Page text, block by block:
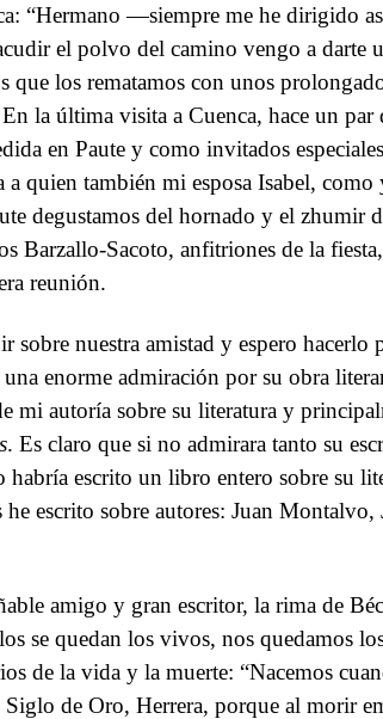
“Hermano —siempre me he dirigido
el polvo del camino vengo a darte
que los rematamos con unos
la última visita a Cuenca, hace un par
en Paute y como invitados
a quien también mi esposa Isabel, como
degustamos del hornado y el zhumir
Barzallo-Sacoto, anfitriones de la
reunión.
sobre nuestra amistad y espero hacerlo
enorme admiración por su obra
mi autoría sobre su literatura y
. Es claro que si no admirara tanto su
escrito un libro entero sobre su
escrito sobre autores: Juan Montalvo,
amigo y gran escritor, la rima de
se quedan los vivos, nos quedamos
de la vida y la muerte: “Nacemos
de Oro, Herrera, porque al morir